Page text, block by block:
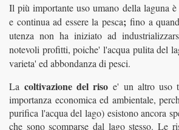
Il più importante uso umano della laguna è
e continua ad essere la pesca; fino a
utenza non ha iniziato ad
notevoli profitti, poiche' l'acqua pulita del
varieta' ed abbondanza di pesci.
La coltivazione del riso e' un altro uso
importanza economica ed ambientale,
purifica l'acqua del lago) esistono ancora
che sono scomparse dal lago stesso. Le